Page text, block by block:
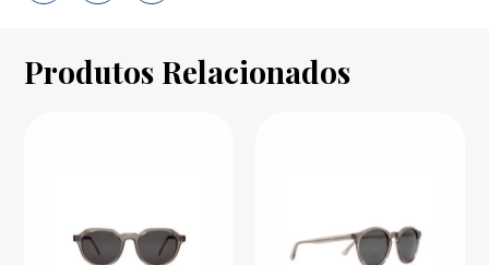
Produtos Relacionados